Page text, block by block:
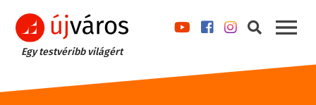
Egy testvéribb világért